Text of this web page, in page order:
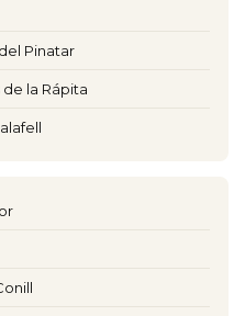
Pinatar
de la Rápita